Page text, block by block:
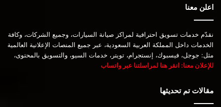
اعلن معنا
نقدّم خدمات تسويق احترافية لمراكز صيانة السيارات، وجميع الشركات، وكافة
الخدمات داخل المملكة العربية السعودية، عبر جميع المنصات الإعلانية العالمية
مثل: جوجل، فيسبوك، إنستجرام، تويتر، خدمات السيو، والتسويق بالمحتوى،
للإعلان معنا: انقر هنا لمراسلتنا عبر واتساب
مقالات تم تحديثها